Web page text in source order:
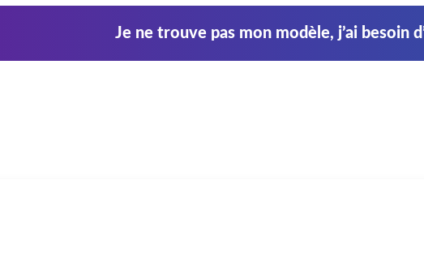
Je ne trouve pas mon modèle, j’ai besoin